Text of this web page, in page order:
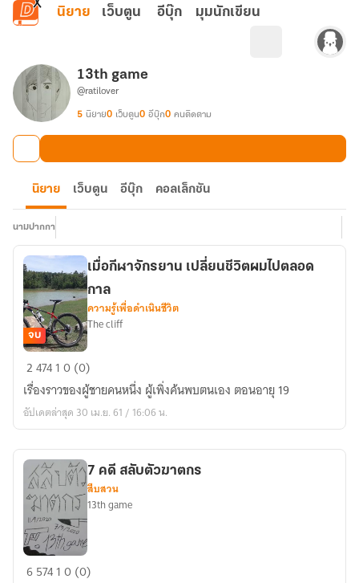
ข้ามไปยังเนื้อหาหลัก
นิยาย เว็บตูน อีบุ๊ก มุมนักเขียน
13th game
@ratilover
5 นิยาย0 เว็บตูน0 อีบุ๊ก0 คนติดตาม
นิยาย เว็บตูน อีบุ๊ก คอลเล็กชัน
นามปากกา
เมื่อ
กีฬา
จักรยาน
เปลี่ยน
ผม
ไป
ตลอด
กาล
จบ
เมื่อกีฬาจักรยาน เปลี่ยนชีวิตผมไปตลอด
กาล
ความรู้เพื่อดำเนินชีวิต
The cliff
247410 (0)
เรื่องราวของผู้ชายคนหนึ่ง ผู้เพิ่งค้นพบตนเอง ตอนอายุ 19
อัปเดตล่าสุด 30 เม.ย. 61 / 16:06 น.
7
7 คดี สลับตัวฆาตกร
สืบสวน
13th game
657410 (0)